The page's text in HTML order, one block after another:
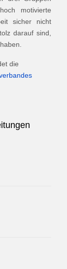
motivierte
sicher nicht
darauf sind,
die